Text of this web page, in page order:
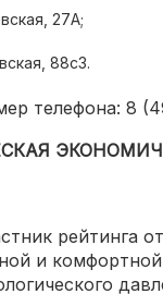
27А;
88с3.
телефона: 8
рейтинга
и